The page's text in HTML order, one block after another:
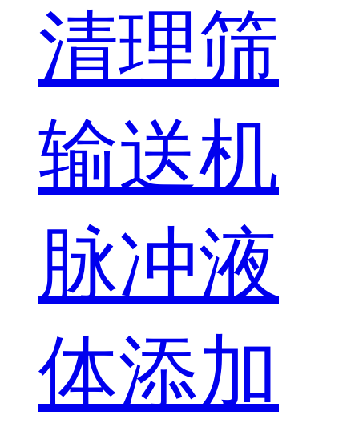
清理筛
输送机
脉冲液
体添加